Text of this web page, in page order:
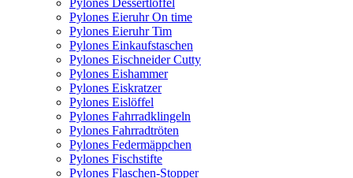
Pylones Eieruhr On time
Pylones Eieruhr Tim
Pylones Einkaufstaschen
Pylones Eischneider Cutty
Pylones Eishammer
Pylones Eiskratzer
Pylones Eislöffel
Pylones Fahrradklingeln
Pylones Fahrradtröten
Pylones Federmäppchen
Pylones Fischstifte
Pylones Flaschen-Stopper